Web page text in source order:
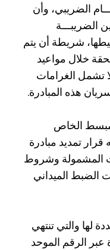
الضريبي، وأن
الضريبـــة
شريطة أن يتم
خلال مواعيد
تشمل الغرامات
هذه المبادرة.
الخاص
قرار تمديد مبادرة
المشمولة وشروط
الضبط الميداني
لها والتي تنتهي
عبر الرقم الموحد